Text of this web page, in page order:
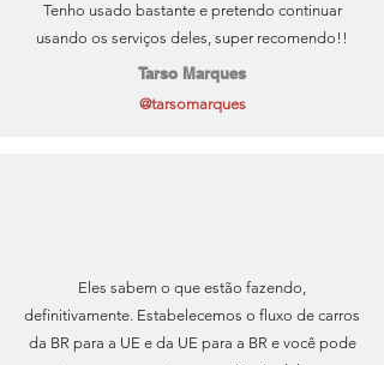
Tenho usado bastante e pretendo continuar
usando os serviços deles, super recomendo!!
Tarso Marques
@tarsomarques
Eles sabem o que estão fazendo,
definitivamente. Estabelecemos o fluxo de carros
da BR para a UE e da UE para a BR e você pode